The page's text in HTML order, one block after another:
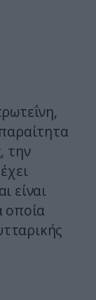
την
είναι
οποία